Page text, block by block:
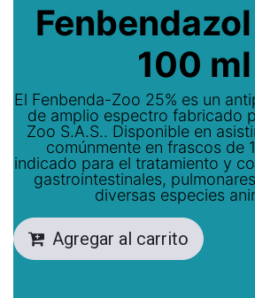
100 ml
El Fenbenda-Zoo 25% es un
de amplio espectro fabricado
Zoo S.A.S.. Disponible en
comúnmente en frascos de
indicado para el tratamiento y
gastrointestinales,
diversas especies
Agregar al carrito